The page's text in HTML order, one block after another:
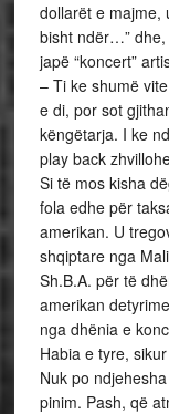
dollarët e majme,
bisht ndër…”
japë “koncert”
– Ti ke shumë
e di, por sot
këngëtarja. I ke
play back
Si të mos kisha
fola edhe për
amerikan. U
shqiptare nga
Sh.B.A. për të
amerikan
nga dhënia e
Habia e tyre,
Nuk po
pinim. Pash, që